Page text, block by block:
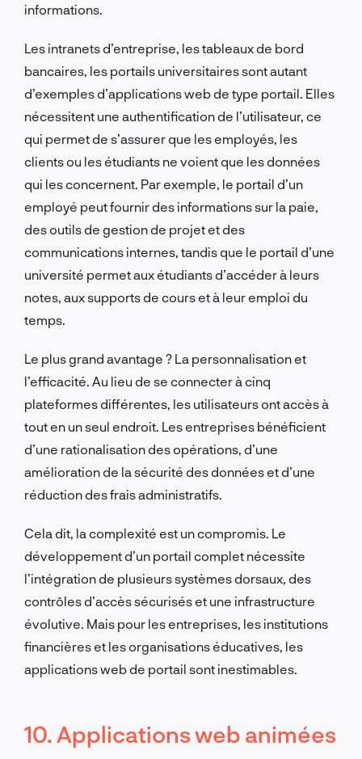
informations.
Les intranets d’entreprise, les tableaux de bord
bancaires, les portails universitaires sont autant
d’exemples d’applications web de type portail. Elles
nécessitent une authentification de l’utilisateur, ce
qui permet de s’assurer que les employés, les
clients ou les étudiants ne voient que les données
qui les concernent. Par exemple, le portail d’un
employé peut fournir des informations sur la paie,
des outils de gestion de projet et des
communications internes, tandis que le portail d’une
université permet aux étudiants d’accéder à leurs
notes, aux supports de cours et à leur emploi du
temps.
Le plus grand avantage ? La personnalisation et
l’efficacité. Au lieu de se connecter à cinq
plateformes différentes, les utilisateurs ont accès à
tout en un seul endroit. Les entreprises bénéficient
d’une rationalisation des opérations, d’une
amélioration de la sécurité des données et d’une
réduction des frais administratifs.
Cela dit, la complexité est un compromis. Le
développement d’un portail complet nécessite
l’intégration de plusieurs systèmes dorsaux, des
contrôles d’accès sécurisés et une infrastructure
évolutive. Mais pour les entreprises, les institutions
financières et les organisations éducatives, les
applications web de portail sont inestimables.
10. Applications web animées